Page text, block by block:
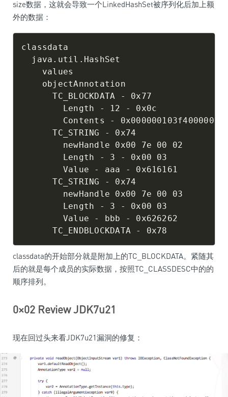
size数据，这就会导致一个LinkedHashSet被序列化后加上额
外的数据：
classdata
  java.util.HashSet
    values
    objectAnnotation
      TC_BLOCKDATA - 0x77
        Length - 12 - 0x0c
Contents -
      TC_STRING - 0x74
        newHandle 0x00 7e 00 02
        Length - 3 - 0x00 03
        Value - aaa - 0x616161
      TC_STRING - 0x74
        newHandle 0x00 7e 00 03
        Length - 3 - 0x00 03
        Value - bbb - 0x626262
      TC_ENDBLOCKDATA - 0x78
classdata的开始部分就是附加上的TC_BLOCKDATA。紧随其
后的就是每个成员的实际数据，按照TC_CLASSDESC中的的
顺序排列。
0×02 Review JDK7u21
现在回过头来看JDK7u21漏洞的修复：